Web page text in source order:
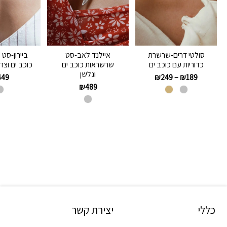
סולטי דרים-שרשרת
כדוריות עם כוכב ים
₪189
–
₪249
איילנד לאב-סט
שרשראות כוכב ים
וגלשן
₪489
ביירון-
כוכב ים
כללי יצירת קשר